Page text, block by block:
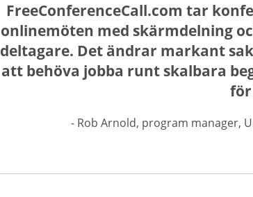
FreeConferenceCall.com tar
onlinemöten med skärmdelning
deltagare. Det ändrar markant
att behöva jobba runt skalbara
- Rob Arnold, program manager,